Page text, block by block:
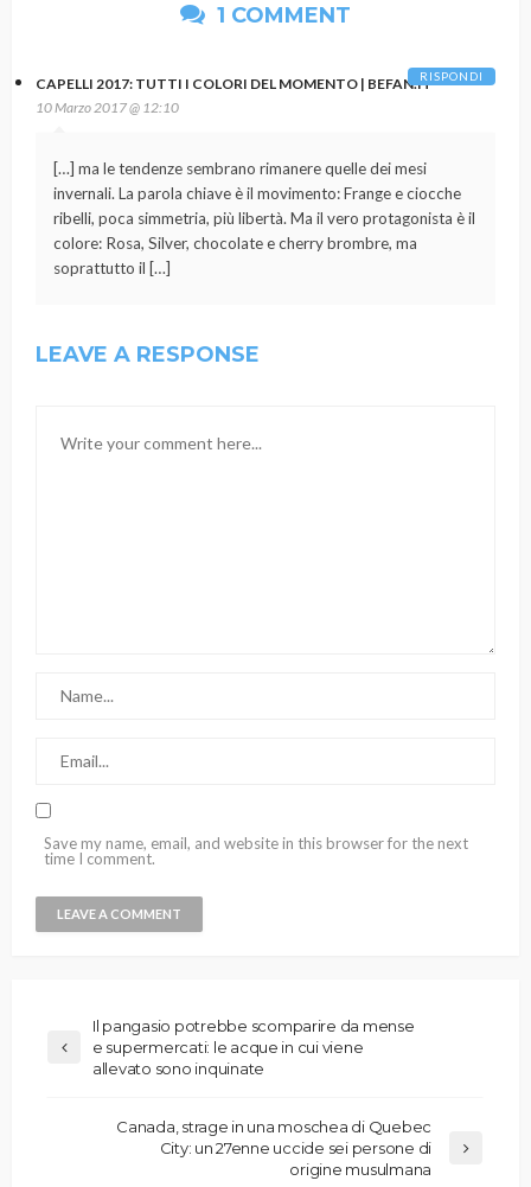
1 COMMENT
CAPELLI 2017: TUTTI I COLORI DEL MOMENTO | BEFAN.IT
10 Marzo 2017 @ 12:10
[…] ma le tendenze sembrano rimanere quelle dei mesi
invernali. La parola chiave è il movimento: Frange e ciocche
ribelli, poca simmetria, più libertà. Ma il vero protagonista è il
colore: Rosa, Silver, chocolate e cherry brombre, ma
soprattutto il […]
RISPONDI
LEAVE A RESPONSE
Save my name, email, and website in this browser for the next
time I comment.
Il pangasio potrebbe scomparire da mense
e supermercati: le acque in cui viene
allevato sono inquinate
Canada, strage in una moschea di Quebec
City: un 27enne uccide sei persone di
origine musulmana